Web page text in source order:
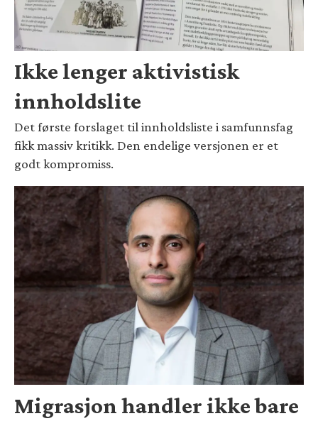
Ikke lenger aktivistisk
innholdslite
Det første forslaget til innholdsliste i samfunnsfag
fikk massiv kritikk. Den endelige versjonen er et
godt kompromiss.
Migrasjon handler ikke bare